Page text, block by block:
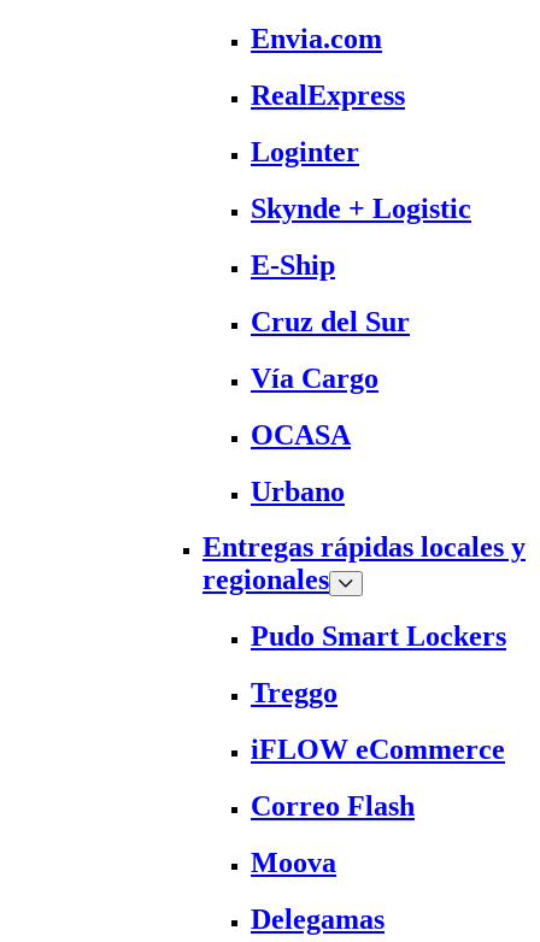
Envia.com
RealExpress
Loginter
Skynde + Logistic
E-Ship
Cruz del Sur
Vía Cargo
OCASA
Urbano
Entregas rápidas locales y
regionales
Pudo Smart Lockers
Treggo
iFLOW eCommerce
Correo Flash
Moova
Delegamas